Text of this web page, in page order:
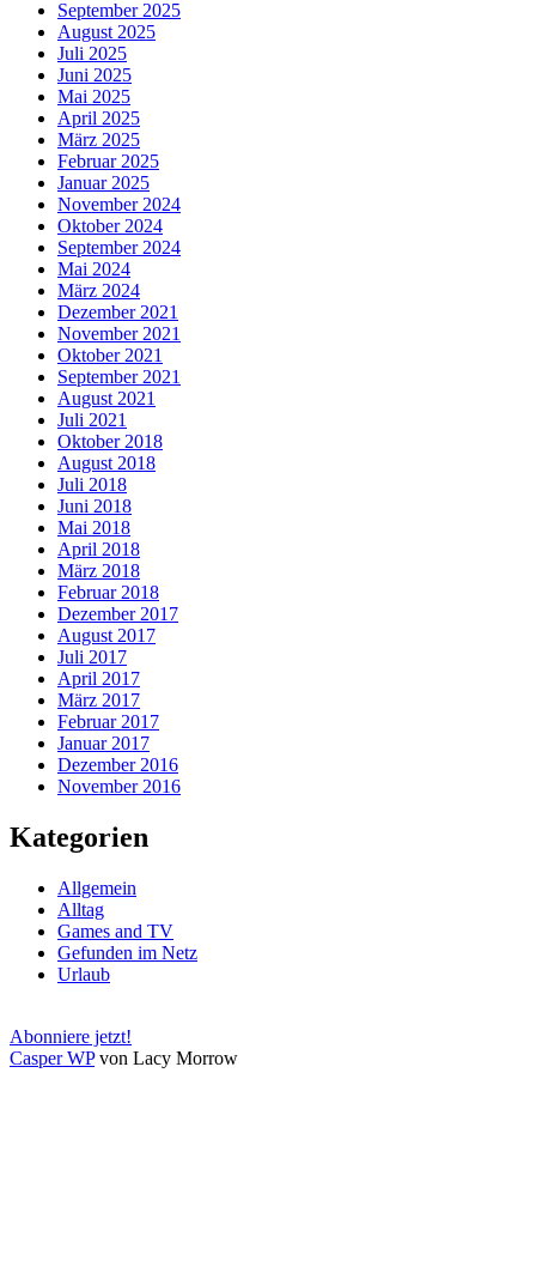
September 2025
August 2025
Juli 2025
Juni 2025
Mai 2025
April 2025
März 2025
Februar 2025
Januar 2025
November 2024
Oktober 2024
September 2024
Mai 2024
März 2024
Dezember 2021
November 2021
Oktober 2021
September 2021
August 2021
Juli 2021
Oktober 2018
August 2018
Juli 2018
Juni 2018
Mai 2018
April 2018
März 2018
Februar 2018
Dezember 2017
August 2017
Juli 2017
April 2017
März 2017
Februar 2017
Januar 2017
Dezember 2016
November 2016
Kategorien
Allgemein
Alltag
Games and TV
Gefunden im Netz
Urlaub
Abonniere jetzt!
Casper WPvon Lacy Morrow